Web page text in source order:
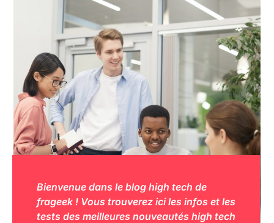
Bienvenue dans le blog high tech de
frageek ! Vous trouverez ici les infos et les
tests des meilleures nouveautés high tech